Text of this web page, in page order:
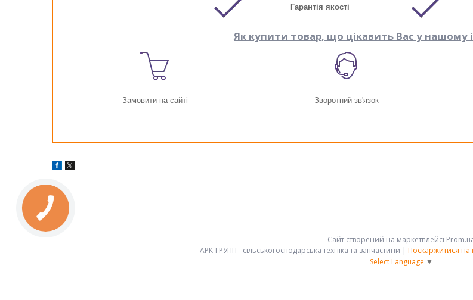
Гарантія якості
Як купити товар, що цікавить Вас у нашому
Замовити на сайті Зворотний зв'язок
Сайт створений на маркетплейсі
АРК-ГРУПП - сільськогосподарська техніка та запчастини | Поскаржитися на
Select Language ▼